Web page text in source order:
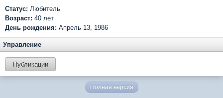
Статус: Любитель
Возраст: 40 лет
День рождения: Апрель 13, 1986
Управление
Публикации
Полная версия